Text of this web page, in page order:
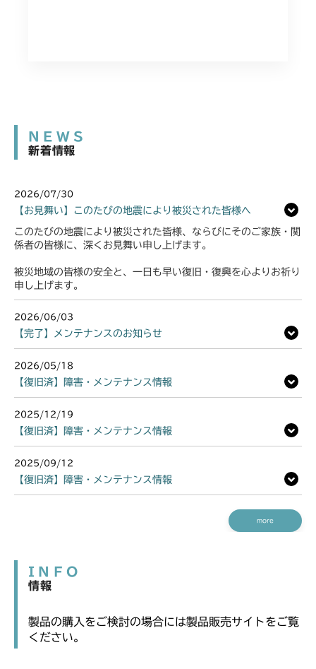
NEWS
新着情報
2026/07/30
【お見舞い】このたびの地震により被災された皆様へ
このたびの地震により被災された皆様、ならびにそのご家族・関
係者の皆様に、深くお見舞い申し上げます。
被災地域の皆様の安全と、一日も早い復旧・復興を心よりお祈り
申し上げます。
2026/06/03
【完了】メンテナンスのお知らせ
2026/05/18
【復旧済】障害・メンテナンス情報
2025/12/19
【復旧済】障害・メンテナンス情報
2025/09/12
【復旧済】障害・メンテナンス情報
more
INFO
情報
製品の購入をご検討の場合には製品販売サイトをご覧
ください。